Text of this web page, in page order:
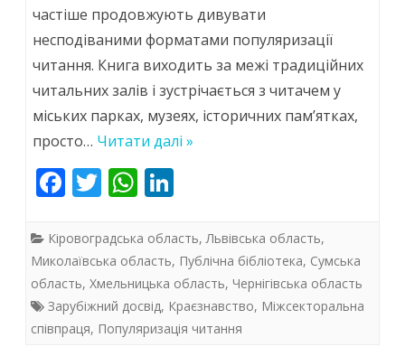
маршрути
до
читача:
бібліотека
за
межами
традиційного
простору
частіше продовжують дивувати
несподіваними форматами популяризації
читання. Книга виходить за межі традиційних
читальних залів і зустрічається з читачем у
міських парках, музеях, історичних пам’ятках,
просто… Читати далі »
F
e
b
o
o
T
itt
er
W
at
s
A
p
k
e
dI
n
Кіровоградська область, Львівська область,
Миколаївська область, Публічна бібліотека, Сумська
область, Хмельницька область, Чернігівська область
Зарубіжний досвід, Краєзнавство, Міжсекторальна
співпраця, Популяризація читання